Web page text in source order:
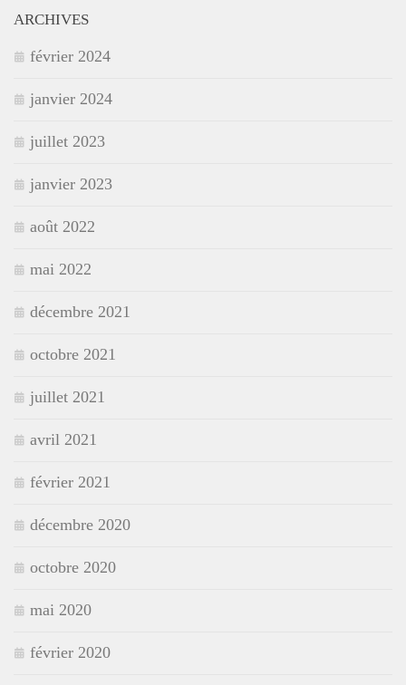
ARCHIVES
février 2024
janvier 2024
juillet 2023
janvier 2023
août 2022
mai 2022
décembre 2021
octobre 2021
juillet 2021
avril 2021
février 2021
décembre 2020
octobre 2020
mai 2020
février 2020